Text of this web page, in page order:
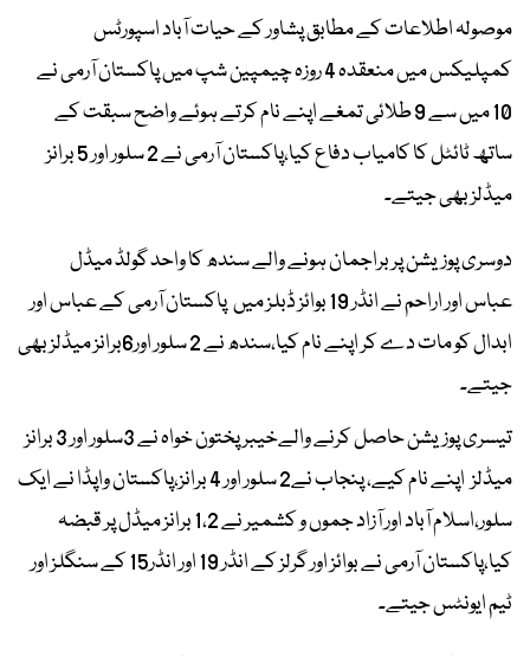
موصولہ اطلاعات کے مطابق پشاور کے حیات آباد اسپورٹس
کمپلیکس میں منعقدہ 4 روزہ چیمپین شپ میں پاکستان آرمی نے
10 میں سے 9 طلائی تمغے اپنے نام کرتے ہوئے واضح سبقت کے
ساتھ ٹائٹل کا کامیاب دفاع کیا،پاکستان آرمی نے 2 سلور اور 5 برانز
میڈلز بھی جیتے۔
دوسری پوزیشن پر براجمان ہونے والے سندھ کا واحد گولڈ میڈل
عباس اور اراحم نے انڈر 19 بوائز ڈبلز میں پاکستان آرمی کے عباس اور
ابدال کو مات دے کر اپنے نام کیا،سندھ نے 2 سلور اور6برانز میڈلز بھی
جیتے۔
تیسری پوزیشن حاصل کرنے والےخیبر پختون خواہ نے 3سلور اور 3 برانز
میڈلز اپنے نام کیے، پنجاب نے2 سلور اور 4 برانز،پاکستان واپڈا نے ایک
سلور،اسلام آباد اور آزاد جموں و کشمیر نے 1،2 برانز میڈل پر قبضہ
کیا،پاکستان آرمی نے بوائز اور گرلز کے انڈر 19 اور انڈر15 کے سنگلز اور
ٹیم ایونٹس جیتے۔